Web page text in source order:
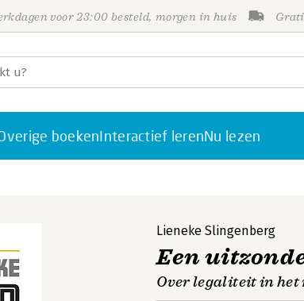
voor 23:00 besteld, morgen in huis
boekenInteractief lerenNu lezen
Lieneke Slingenberg
Een
Over legaliteit in